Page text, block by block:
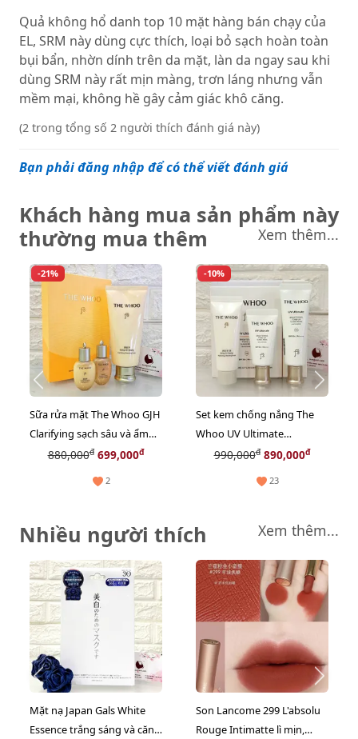
Quả không hổ danh top 10 mặt hàng bán chạy của
EL, SRM này dùng cực thích, loại bỏ sạch hoàn toàn
bụi bẩn, nhờn dính trên da mặt, làn da ngay sau khi
dùng SRM này rất mịn màng, trơn láng nhưng vẫn
mềm mại, không hề gây cảm giác khô căng.
(2 trong tổng số 2 người thích đánh giá này)
Bạn phải đăng nhập để có thể viết đánh giá
Khách hàng mua sản phẩm này
thường mua thêm
Xem thêm...
-21%
Sữa rửa mặt The Whoo GJH
Clarifying sạch sâu và ẩm
mượt - TẶNG Toner +
880,000đ699,000đ
2
-10%
Set kem chống nắng The
Whoo UV Ultimate
Brightening Tone-Up bảo
990,000đ890,000đ
23
Nhiều người thích Xem thêm...
Mặt nạ Japan Gals White
Essence trắng sáng và căng
Son Lancome 299 L'absolu
Rouge Intimatte lì mịn,